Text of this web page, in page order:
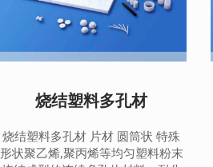
烧结塑料多孔材
烧结塑料多孔材 片材 圆筒状 特殊
形状聚乙烯,聚丙烯等均匀塑料粉末